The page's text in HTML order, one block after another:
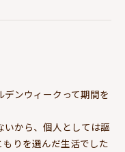
ンウィークって期間を
から、個人としては謳
りを選んだ生活でした